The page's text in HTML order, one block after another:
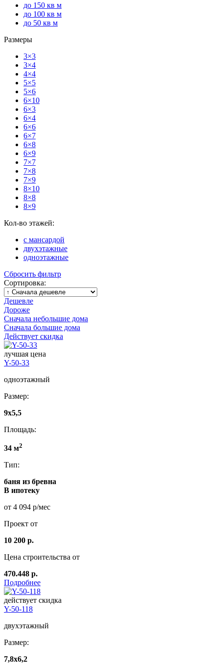
до 150 кв м
до 100 кв м
до 50 кв м
Размеры
3×3
3×4
4×4
5×5
5×6
6×10
6×3
6×4
6×6
6×7
6×8
6×9
7×7
7×8
7×9
8×10
8×8
8×9
Кол-во этажей:
с мансардой
двухэтажные
одноэтажные
Сбросить фильтр
Сортировка:
Дешевле
Дороже
Сначала небольшие дома
Сначала большие дома
Действует скидка
лучшая цена
Y-50-33
одноэтажный
Размер:
9x5,5
Площадь:
34 м2
Тип:
баня из бревна
В ипотеку
от 4 094 р/мес
Проект от
10 200 р.
Цена строительства от
470.448 р.
Подробнее
действует скидка
Y-50-118
двухэтажный
Размер:
7,8x6,2